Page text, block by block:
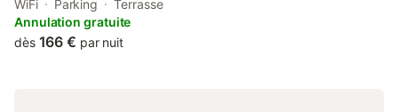
personnes, nous pouvons accueillir confortablement jusque 6
personnes. Un jardin clos accueillera vos enfants en toute
sécurité. Les promenades au départ de la maison comblerons
WiFi Parking
Terrasse
Annulation gratuite
dès 166 € par nuit